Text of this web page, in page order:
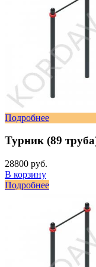
Подробнее
Турник (89
28800 руб.
В корзину
Подробнее